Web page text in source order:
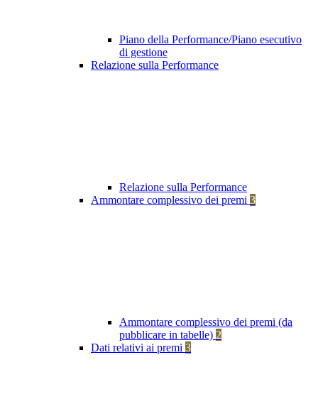
Piano della Performance/Piano esecutivo
di gestione
Relazione sulla Performance
Relazione sulla Performance
Ammontare complessivo dei premi 3
Ammontare complessivo dei premi (da
pubblicare in tabelle) 2
Dati relativi ai premi 3